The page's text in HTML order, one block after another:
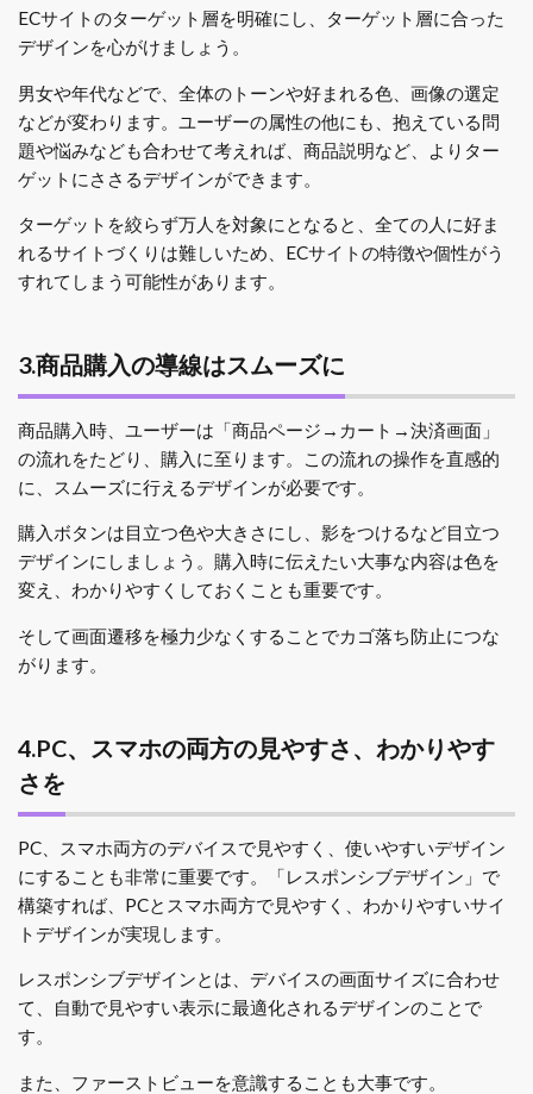
ECサイトのターゲット層を明確にし、ターゲット層に合った
デザインを心がけましょう。
男女や年代などで、全体のトーンや好まれる色、画像の選定
などが変わります。ユーザーの属性の他にも、抱えている問
題や悩みなども合わせて考えれば、商品説明など、よりター
ゲットにささるデザインができます。
ターゲットを絞らず万人を対象にとなると、全ての人に好ま
れるサイトづくりは難しいため、ECサイトの特徴や個性がう
すれてしまう可能性があります。
3.商品購入の導線はスムーズに
商品購入時、ユーザーは「商品ページ→カート→決済画面」
の流れをたどり、購入に至ります。この流れの操作を直感的
に、スムーズに行えるデザインが必要です。
購入ボタンは目立つ色や大きさにし、影をつけるなど目立つ
デザインにしましょう。購入時に伝えたい大事な内容は色を
変え、わかりやすくしておくことも重要です。
そして画面遷移を極力少なくすることでカゴ落ち防止につな
がります。
4.PC、スマホの両方の見やすさ、わかりやす
さを
PC、スマホ両方のデバイスで見やすく、使いやすいデザイン
にすることも非常に重要です。「レスポンシブデザイン」で
構築すれば、PCとスマホ両方で見やすく、わかりやすいサイ
トデザインが実現します。
レスポンシブデザインとは、デバイスの画面サイズに合わせ
て、自動で見やすい表示に最適化されるデザインのことで
す。
また、ファーストビューを意識することも大事です。